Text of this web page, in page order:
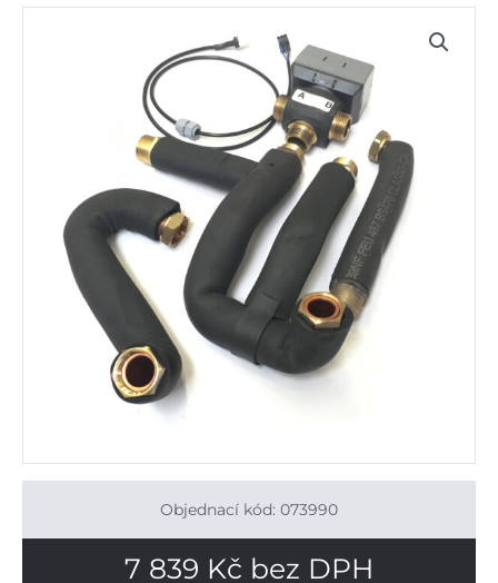
Objednací kód: 073990
7 839 Kč bez DPH